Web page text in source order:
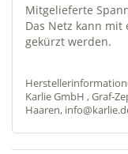
Mitgelieferte
Das Netz kann mit
gekürzt werden.
Karlie GmbH , Graf-
Haaren,